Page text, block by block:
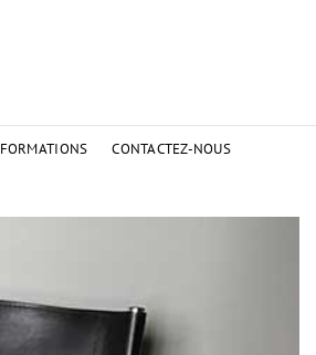
FORMATIONS CONTACTEZ-NOUS